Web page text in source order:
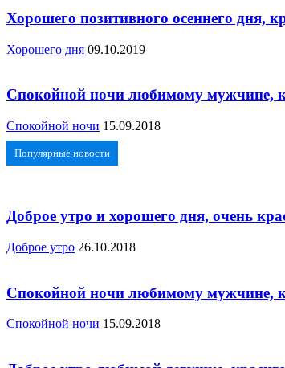
Хорошего позитивного осеннего дня,
Хорошего дня 09.10.2019
Спокойной ночи любимому мужчине,
Спокойной ночи 15.09.2018
Популярные новости
Доброе утро и хорошего дня, очень
Доброе утро 26.10.2018
Спокойной ночи любимому мужчине,
Спокойной ночи 15.09.2018